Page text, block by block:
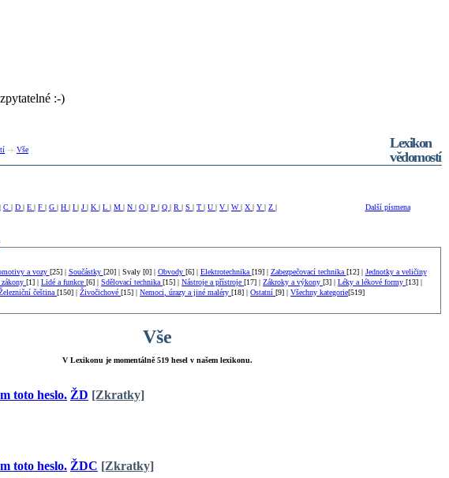
:-)
Vše
Lexikon
vědomostí
| C | D | E | F | G | H | I | J | K | L | M | N | O | P | Q | R | S | T | U | V | W| X | Y | Z | Další písmena
a vozy [25] | Součástky [20] | Svaly [0] | Obvody [6] | Elektrotechnika [19] | Zabezpečovací technika [12] | Jednotky a veličiny
zákony[1] |Lidé a funkce[6] |Sdělovací technika[15] |Nástroje a přístroje[17] |Zákroky a výkony[3] |Léky a lékové formy[13] |
čeština[150] |Živočichové[15] |Nemoci, úrazy a jiné maléry[18] |Ostatní[9] |Všechny kategorie[519]
Vše
V Lexikonu je momentálně 519 hesel v našem lexikonu.
ŽD [Zkratky]
ŽDC [Zkratky]